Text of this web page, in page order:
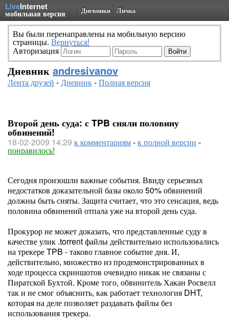
LiveInternet
мобильная версия Дневники Личка
Вы были перенаправлены на мобильную версию
страницы. Вернуться!
Авторизация
Дневник andresivanov
Лента друзей -Дневник-Полная версия
Второй день суда: с TPB сняли половину
обвинений!
18-02-2009 14:29 к комментариям-к полной версии -
понравилось!
Сегодня произошли важные события. Ввиду серьезных
недостатков доказательной базы около 50% обвинений
должны быть сняты. Защита считает, что это сенсация, ведь
половина обвинений отпала уже на второй день суда.
Прокурор не может доказать, что представленные суду в
качестве улик .torrent файлы действительно использовались
на трекере TPB - таково главное событие дня. И,
действительно, множество из продемонстрированных в
ходе процесса скриншотов очевидно никак не связаны с
Пиратской Бухтой. Кроме того, обвинитель Хакан Росвелл
так и не смог объяснить, как работает технология DHT,
которая на деле позволяет раздавать файлы без
использования трекера.